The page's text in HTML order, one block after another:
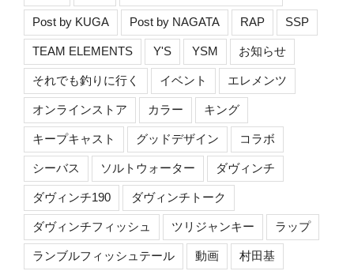
Post by KUGA Post by NAGATA RAP SSP
TEAM ELEMENTS Y'S YSM お知らせ
それでも釣りに行く イベント エレメンツ
オンラインストア カラー キング
キープキャスト グッドデザイン コラボ
シーバス ソルトウォーター ダヴィンチ
ダヴィンチ190 ダヴィンチトーク
ダヴィンチフィッシュ ツリジャンキー ラップ
ランブルフィッシュテール 動画 村田基